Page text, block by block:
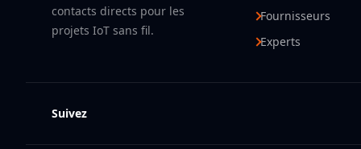
contacts directs pour les
projets IoT sans fil.
Fournisseurs
Experts
Suivez